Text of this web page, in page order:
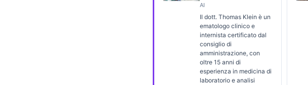
AI
Il dott. Thomas Klein è un
ematologo clinico e
internista certificato dal
consiglio di
amministrazione, con
oltre 15 anni di
esperienza in medicina di
laboratorio e analisi